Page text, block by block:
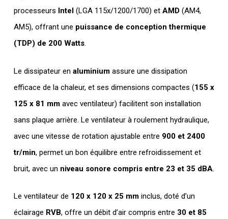
processeurs Intel(LGA 115x/1200/1700) et AMD(AM4,
AM5), offrant une puissance de conception thermique
(TDP) de 200 Watts.
Le dissipateur en aluminiumassure une dissipation
efficace de la chaleur, et ses dimensions compactes (155 x
125 x 81 mmavec ventilateur) facilitent son installation
sans plaque arrière. Le ventilateur à roulement hydraulique,
avec une vitesse de rotation ajustable entre 900 et 2400
tr/min, permet un bon équilibre entre refroidissement et
bruit, avec un niveau sonore compris entre 23 et 35 dBA.
Le ventilateur de 120 x 120 x 25 mminclus, doté d’un
éclairage RVB, offre un débit d’air compris entre 30 et 85